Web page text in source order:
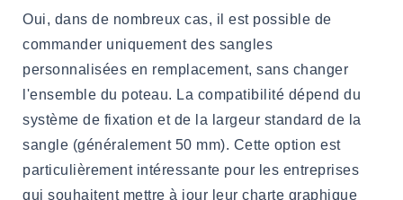
Oui, dans de nombreux cas, il est possible de
commander uniquement des sangles
personnalisées en remplacement, sans changer
l'ensemble du poteau. La compatibilité dépend du
système de fixation et de la largeur standard de la
sangle (généralement 50 mm). Cette option est
particulièrement intéressante pour les entreprises
qui souhaitent mettre à jour leur charte graphique